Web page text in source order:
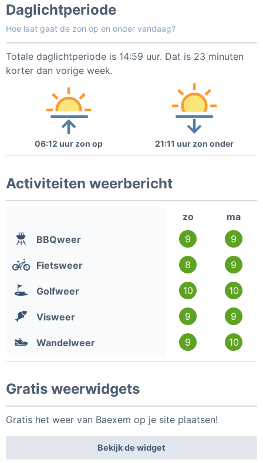
Daglichtperiode
Hoe laat gaat de zon op en onder vandaag?
Totale daglichtperiode is 14:59 uur. Dat is 23 minuten
korter dan vorige week.
06:12 uur zon op 21:11 uur zon onder
Activiteiten weerbericht
zo
ma
BBQweer
9 9
Fietsweer 8 9
Golfweer 10 10
Visweer 9 9
Wandelweer 9 10
Gratis weerwidgets
Gratis het weer van Baexem op je site plaatsen!
Bekijk de widget